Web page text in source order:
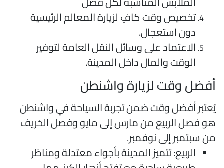
تخصيص وقت كافٍ لزيارة المعالم الرئيسية
دون استعجال.
الاعتماد على وسائل النقل العامة لتوفير
الوقت والمال داخل المدينة.
وقت لزيارة واشنطن
أفضل وقت ضمن تجربة السياحة في واشنطن
فصل الربيع من مارس إلى مايو وفصل الخريف
سبتمبر إلى نوفمبر.
الربيع: تتميز المدينة بأجواء معتدلة ومناظر